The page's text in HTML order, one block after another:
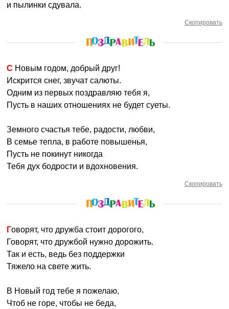
и пылинки сдувала.
Скопировать
С Новым годом, добрый друг!
Искрится снег, звучат салюты.
Одним из первых поздравляю тебя я,
Пусть в наших отношениях не будет суеты.
Земного счастья тебе, радости, любви,
В семье тепла, в работе повышенья,
Пусть не покинут никогда
Тебя дух бодрости и вдохновения.
Скопировать
Говорят, что дружба стоит дорогого,
Говорят, что дружбой нужно дорожить.
Так и есть, ведь без поддержки
Тяжело на свете жить.
В Новый год тебе я пожелаю,
Чтоб не горе, чтобы не беда,